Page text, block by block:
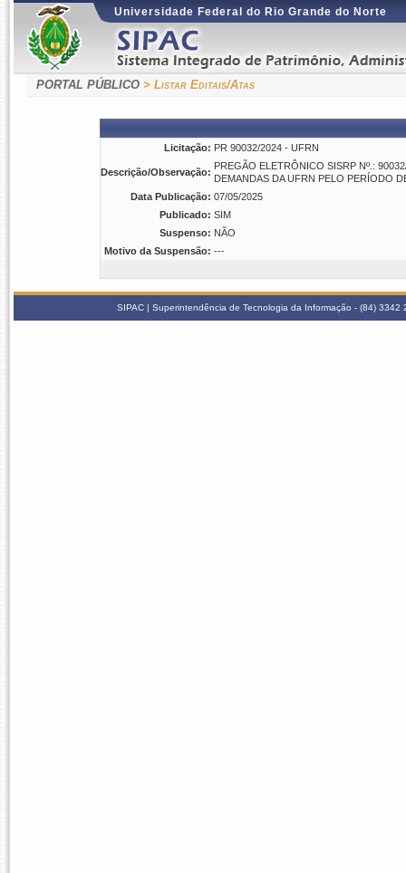
Universidade Federal do Rio Grande do Norte
PORTAL PÚBLICO > Listar Editais/Atas
Licitação: PR 90032/2024 - UFRN
Descrição/Observação:
PREGÃO ELETRÔNICO SISRP Nº.:
DEMANDAS DA UFRN PELO PERÍODO
Data Publicação: 07/05/2025
Publicado: SIM
Suspenso: NÃO
Motivo da Suspensão: ---
SIPAC | Superintendência de Tecnologia da Informação - (84)